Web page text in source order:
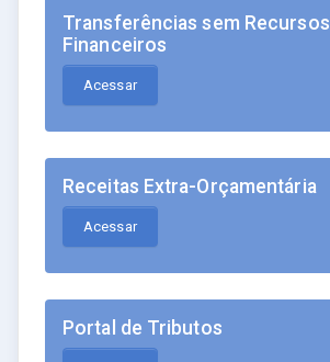
Transferências sem Recursos
Financeiros
Acessar
Receitas Extra-Orçamentária
Acessar
Portal de Tributos